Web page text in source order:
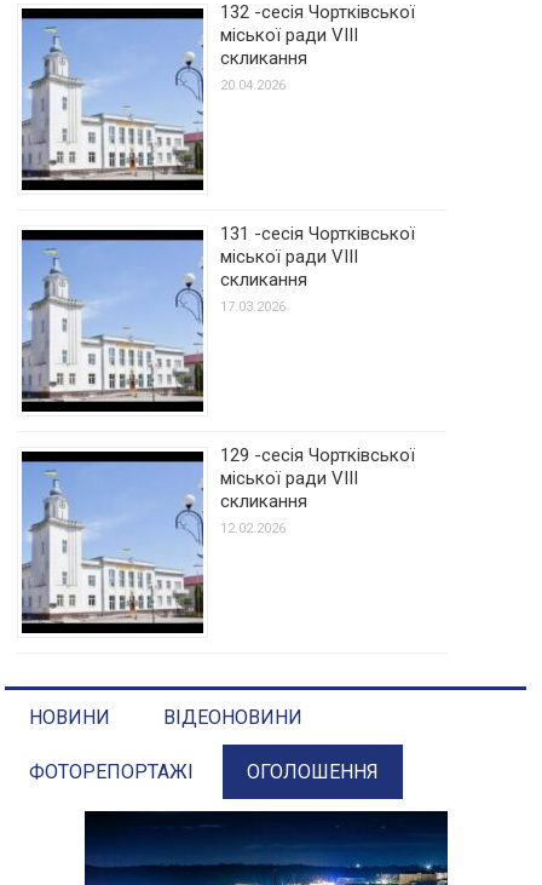
132 -сесія Чортківської
міської ради VIII
скликання
20.04.2026
131 -сесія Чортківської
міської ради VIII
скликання
17.03.2026
129 -сесія Чортківської
міської ради VIII
скликання
12.02.2026
НОВИНИ ВІДЕОНОВИНИ
ФОТОРЕПОРТАЖІ ОГОЛОШЕННЯ